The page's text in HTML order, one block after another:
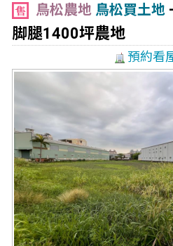
鳥松農地 鳥松買土地
脚腿1400坪農地
預約看